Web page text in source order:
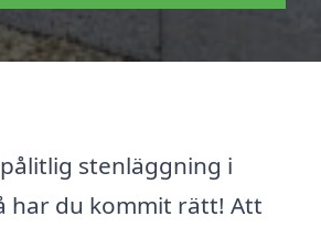
stenläggning i
har du kommit rätt! Att